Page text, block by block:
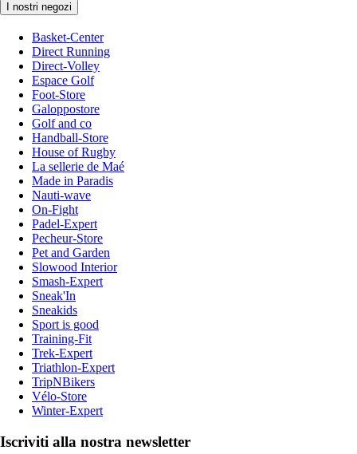
I nostri negozi
Basket-Center
Direct Running
Direct-Volley
Espace Golf
Foot-Store
Galoppostore
Golf and co
Handball-Store
House of Rugby
La sellerie de Maé
Made in Paradis
Nauti-wave
On-Fight
Padel-Expert
Pecheur-Store
Pet and Garden
Slowood Interior
Smash-Expert
Sneak'In
Sneakids
Sport is good
Training-Fit
Trek-Expert
Triathlon-Expert
TripNBikers
Vélo-Store
Winter-Expert
Iscriviti alla nostra newsletter